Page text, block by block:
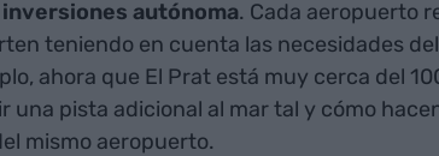
autónoma. Cada aeropuerto
teniendo en cuenta las necesidades
ahora que El Prat está muy cerca del
una pista adicional al mar tal y cómo
mismo aeropuerto.